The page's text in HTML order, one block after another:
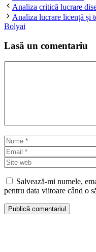
Analiza critică lucrare
Analiza lucrare licență și
Bolyai
Lasă un comentariu
Nume
Salvează-mi numele,
pentru data viitoare când o